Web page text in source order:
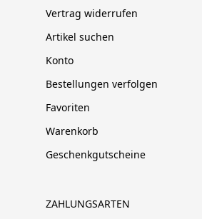
Vertrag widerrufen
Artikel suchen
Konto
Bestellungen verfolgen
Favoriten
Warenkorb
Geschenkgutscheine
ZAHLUNGSARTEN